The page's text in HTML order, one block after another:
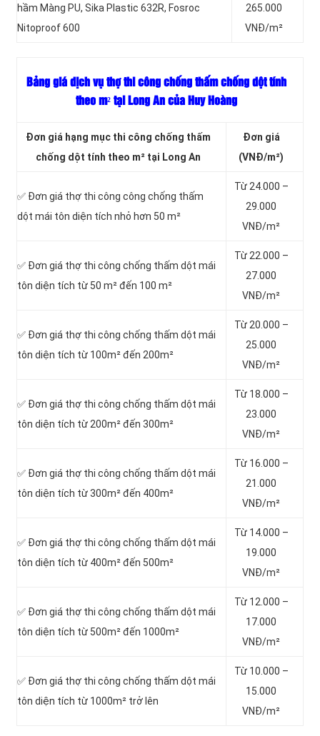
hầm Màng PU, Sika Plastic 632R, Fosroc
Nitoproof 600
265.000
VNĐ/m²
Bảng giá dịch vụ thợ thi công chống thấm chống dột tính
theo m² tại Long An của Huy Hoàng
Đơn giá hạng mục thi công chống thấm
chống dột tính theo m² tại Long An
Đơn giá
(VNĐ/m²)
✅ Đơn giá thợ thi công công chống thấm
dột mái tôn diện tích nhỏ hơn 50 m²
Từ 24.000 –
29.000
VNĐ/m²
✅ Đơn giá thợ thi công chống thấm dột mái
tôn diện tích từ 50 m² đến 100 m²
Từ 22.000 –
27.000
VNĐ/m²
✅ Đơn giá thợ thi công chống thấm dột mái
tôn diện tích từ 100m² đến 200m²
Từ 20.000 –
25.000
VNĐ/m²
✅ Đơn giá thợ thi công chống thấm dột mái
tôn diện tích từ 200m² đến 300m²
Từ 18.000 –
23.000
VNĐ/m²
✅ Đơn giá thợ thi công chống thấm dột mái
tôn diện tích từ 300m² đến 400m²
Từ 16.000 –
21.000
VNĐ/m²
✅ Đơn giá thợ thi công chống thấm dột mái
tôn diện tích từ 400m² đến 500m²
Từ 14.000 –
19.000
VNĐ/m²
✅ Đơn giá thợ thi công chống thấm dột mái
tôn diện tích từ 500m² đến 1000m²
Từ 12.000 –
17.000
VNĐ/m²
✅ Đơn giá thợ thi công chống thấm dột mái
tôn diện tích từ 1000m² trở lên
Từ 10.000 –
15.000
VNĐ/m²